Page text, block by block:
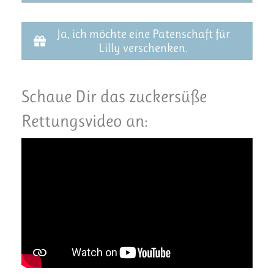
Ja, ich möchte eine Patenschaft für
Lilly verschenken.
Schaue Dir das zuckersüße
Rettungsvideo an: